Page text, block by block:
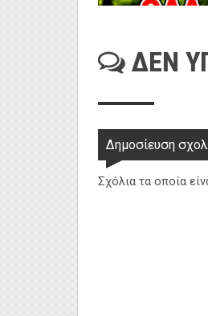
ΔΕΝ
Δημοσίευση
Σχόλια τα οποία